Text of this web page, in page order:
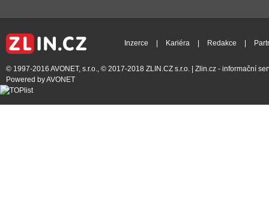
Inzerce Kariéra Redakce
© 1997-2016 AVONET, s.r.o., © 2017-2018 ZLIN.CZ s.r.o. | Zlin.cz - informační
Powered byAVONET